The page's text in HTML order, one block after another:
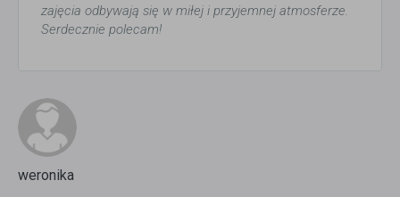
zajęcia odbywają się w miłej i przyjemnej atmosferze.
Serdecznie polecam!
weronika